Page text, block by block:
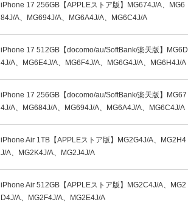
iPhone 17 256GB【APPLEストア版】MG674J/A、MG6
84J/A、MG694J/A、MG6A4J/A、MG6C4J/A
iPhone 17 512GB【docomo/au/SoftBank/楽天版】MG6D
4J/A、MG6E4J/A、MG6F4J/A、MG6G4J/A、MG6H4J/A
iPhone 17 256GB【docomo/au/SoftBank/楽天版】MG67
4J/A、MG684J/A、MG694J/A、MG6A4J/A、MG6C4J/A
iPhone Air 1TB【APPLEストア版】MG2G4J/A、MG2H4
J/A、MG2K4J/A、MG2J4J/A
iPhone Air 512GB【APPLEストア版】MG2C4J/A、MG2
D4J/A、MG2F4J/A、MG2E4J/A